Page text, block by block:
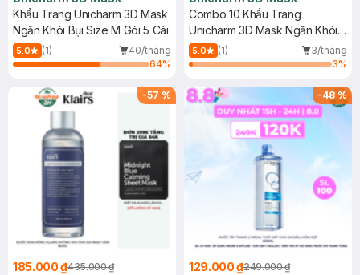
Khẩu Trang Unicharm 3D Mask
Ngăn Khói Bụi Size M Gói 5 Cái
5.0 (1)
40/tháng
64%
Combo 10 Khẩu Trang
Unicharm 3D Mask Ngăn Khói
Bụi Size M 5 Miếng/Gói
5.0 (1)
3/tháng
3%
-57 %
185.000 ₫435.000 ₫
-48%
129.000 ₫249.000 ₫